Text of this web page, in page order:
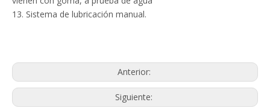
13. Sistema de lubricación manual.
Anterior:
Siguiente: